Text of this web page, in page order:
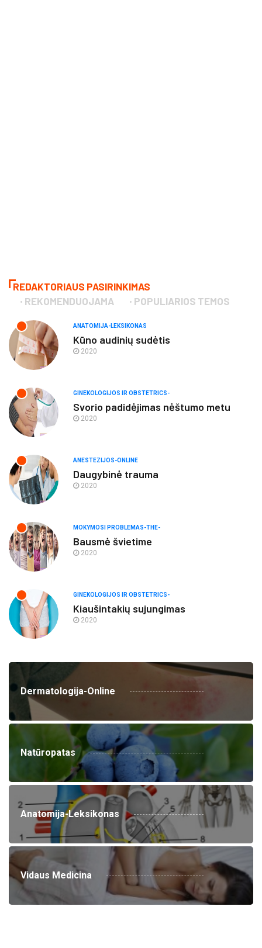
REDAKTORIAUS PASIRINKIMAS
REKOMENDUOJAMA
POPULIARIOS TEMOS
ANATOMIJA-LEKSIKONAS
Kūno audinių sudėtis
2020
GINEKOLOGIJOS IR OBSTETRICS-
Svorio padidėjimas nėštumo metu
2020
ANESTEZIJOS-ONLINE
Daugybinė trauma
2020
MOKYMOSI PROBLEMAS-THE-
Bausmė švietime
2020
GINEKOLOGIJOS IR OBSTETRICS-
Kiaušintakių sujungimas
2020
Dermatologija-Online
Natūropatas
Anatomija-Leksikonas
Vidaus Medicina